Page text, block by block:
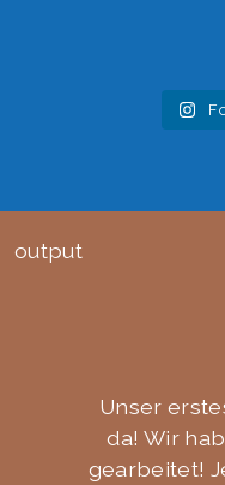
output
Unser
da! Wir
gearbeitet!